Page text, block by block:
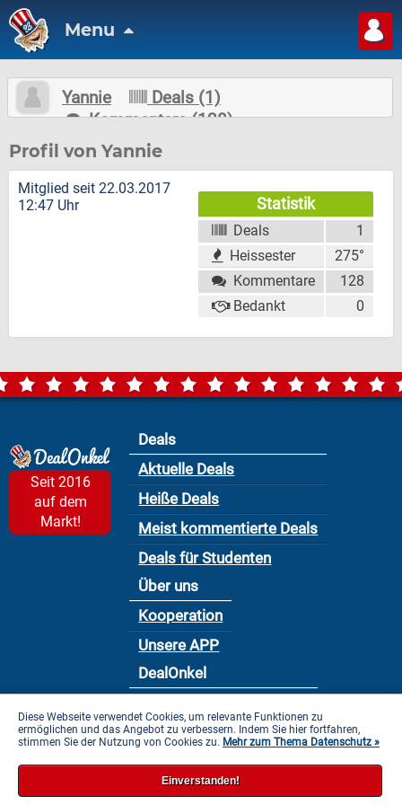
Menu
Yannie
Deals (1)
Kommentare (128)
Nachricht schreiben
Profil von Yannie
Statistik
Deals
1
Heissester
275°
Kommentare
128
Bedankt
0
Mitglied seit 22.03.2017
12:47 Uhr
Seit 2016
auf dem
Markt!
Deals
Aktuelle Deals
Heiße Deals
Meist kommentierte Deals
Deals für Studenten
Über uns
Kooperation
Unsere APP
DealOnkel
Datenschutzbestimmung
Impressum
Diese Webseite verwendet Cookies, um relevante Funktionen zu
ermöglichen und das Angebot zu verbessern. Indem Sie hier fortfahren,
stimmen Sie der Nutzung von Cookies zu. Mehr zum Thema Datenschutz »